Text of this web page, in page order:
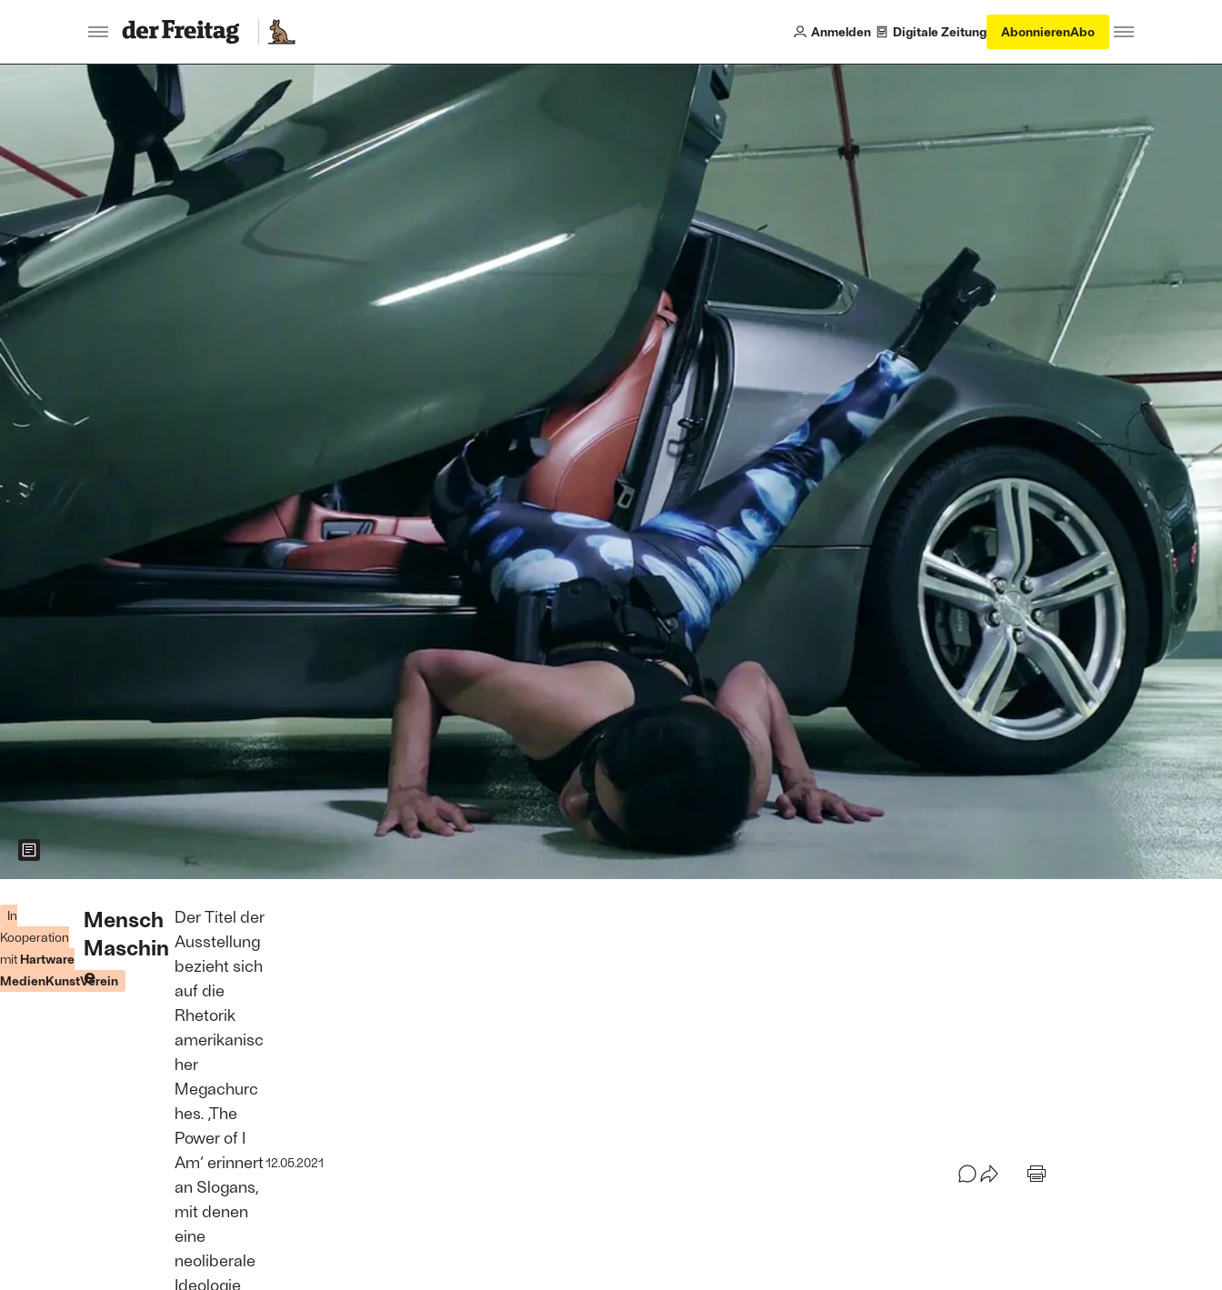
Anmelden Digitale Zeitung AbonnierenAbo
In
Kooperation
mit Hartware
MedienKunstVerein
Mensch
Maschin
e
Der Titel der
Ausstellung
bezieht sich
auf die
Rhetorik
amerikanisc
her
Megachurc
hes. ‚The
Power of I
Am‘ erinnert
an Slogans,
mit denen
eine
neoliberale
Ideologie
12.05.2021
Zeigt weitere Informationen zum Bild
Panhans,
Andrea
Winkler,
„Freeroam À
Rebours,
Mod#I.1",